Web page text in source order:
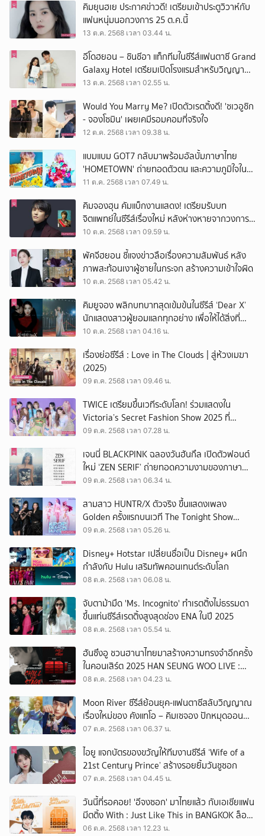
คิมยุนฮเย ประกาศข่าวดี! เตรียมเข้าประตูวิวาห์กับ
แฟนหนุ่มนอกวงการ 25 ต.ค.นี้
13 ต.ค. 2568 เวลา 03.44 น.
อีโดฮยอน – ชินชีอา แท็กทีมในซีรีส์แฟนตาซี Grand
Galaxy Hotel เตรียมเปิดโรงแรมสำหรับวิญญาณ
อีกครั้ง
13 ต.ค. 2568 เวลา 02.55 น.
Would You Marry Me? เปิดตัวเรตติ้งดี! 'ชเวอูชิก
- จองโซมิน' เผยเคมีรอมคอมที่จริงใจ
12 ต.ค. 2568 เวลา 09.38 น.
แบมแบม GOT7 กลับมาพร้อมอัลบั้มภาษาไทย
'HOMETOWN' ถ่ายทอดตัวตน และความภูมิใจใน
ความเป็นไทย
11 ต.ค. 2568 เวลา 07.49 น.
คิมจองฮุน คัมแบ็กงานแสดง! เตรียมรับบท
จิตแพทย์ในซีรีส์เรื่องใหม่ หลังห่างหายจากวงการ
นานกว่า 6 ปี
10 ต.ค. 2568 เวลา 09.59 น.
พัคจีฮยอน ชี้แจงข่าวลือเรื่องความสัมพันธ์ หลัง
ภาพสะท้อนเงาผู้ชายในกระจก สร้างความเข้าใจผิด
10 ต.ค. 2568 เวลา 05.42 น.
คิมยูจอง พลิกบทบาทสุดเข้มข้นในซีรีส์ ‘Dear X’
นักแสดงสาวผู้ยอมแลกทุกอย่าง เพื่อให้ได้สิ่งที่
ต้องการ
10 ต.ค. 2568 เวลา 04.16 น.
เรื่องย่อซีรีส์ : Love in The Clouds | สู่ห้วงเมฆา
(2025)
09 ต.ค. 2568 เวลา 09.46 น.
TWICE เตรียมขึ้นเวทีระดับโลก! ร่วมแสดงใน
Victoria’s Secret Fashion Show 2025 ที่
นิวยอร์ก
09 ต.ค. 2568 เวลา 07.28 น.
เจนนี่ BLACKPINK ฉลองวันฮันกึล เปิดตัวฟอนต์
ใหม่ ‘ZEN SERIF’ ถ่ายทอดความงามของภาษา
เกาหลี สู่สายตาทั่วโลก
09 ต.ค. 2568 เวลา 06.34 น.
สามสาว HUNTR/X ตัวจริง ขึ้นแสดงเพลง
Golden ครั้งแรกบนเวที The Tonight Show
Starring Jimmy Fallon
09 ต.ค. 2568 เวลา 05.26 น.
Disney+ Hotstar เปลี่ยนชื่อเป็น Disney+ ผนึก
กำลังกับ Hulu เสริมทัพคอนเทนต์ระดับโลก
08 ต.ค. 2568 เวลา 06.08 น.
จับตาม้ามืด 'Ms. Incognito' ทำเรตติ้งไม่ธรรมดา
ขึ้นแท่นซีรีส์เรตติ้งสูงสุดช่อง ENA ในปี 2025
08 ต.ค. 2568 เวลา 05.54 น.
ฮันซึงอู ชวนฮานาไทยมาสร้างความทรงจำอีกครั้ง
ในคอนเสิร์ต 2025 HAN SEUNG WOO LIVE :
CHILL ON STAGE in BANGKOK
08 ต.ค. 2568 เวลา 04.23 น.
Moon River ซีรีส์ย้อนยุค-แฟนตาซีสลับวิญญาณ
เรื่องใหม่ของ คังแทโอ – คิมเซจอง ปักหมุดออน
แอร์ 31 ต.ค.นี้
07 ต.ค. 2568 เวลา 06.37 น.
ไอยู แจกบัตรของขวัญให้ทีมงานซีรีส์ ‘Wife of a
21st Century Prince’ สร้างรอยยิ้มวันชูซอก
07 ต.ค. 2568 เวลา 04.45 น.
วันนี้ที่รอคอย! 'อีจงซอก' มาไทยแล้ว กับเอเชียแฟน
มีตติ้ง With : Just Like This in BANGKOK ล็อก
คิวพบกัน 6 ธ.ค.นี้
06 ต.ค. 2568 เวลา 12.23 น.